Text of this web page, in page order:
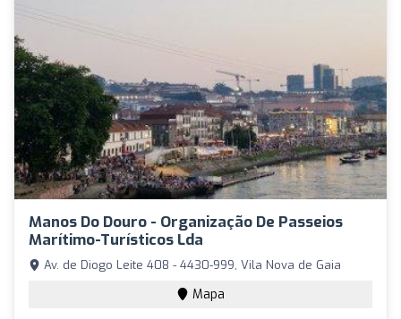
Manos Do Douro - Organização De Passeios
Marítimo-Turísticos Lda
Av. de Diogo Leite 408 - 4430-999, Vila Nova de Gaia
Mapa